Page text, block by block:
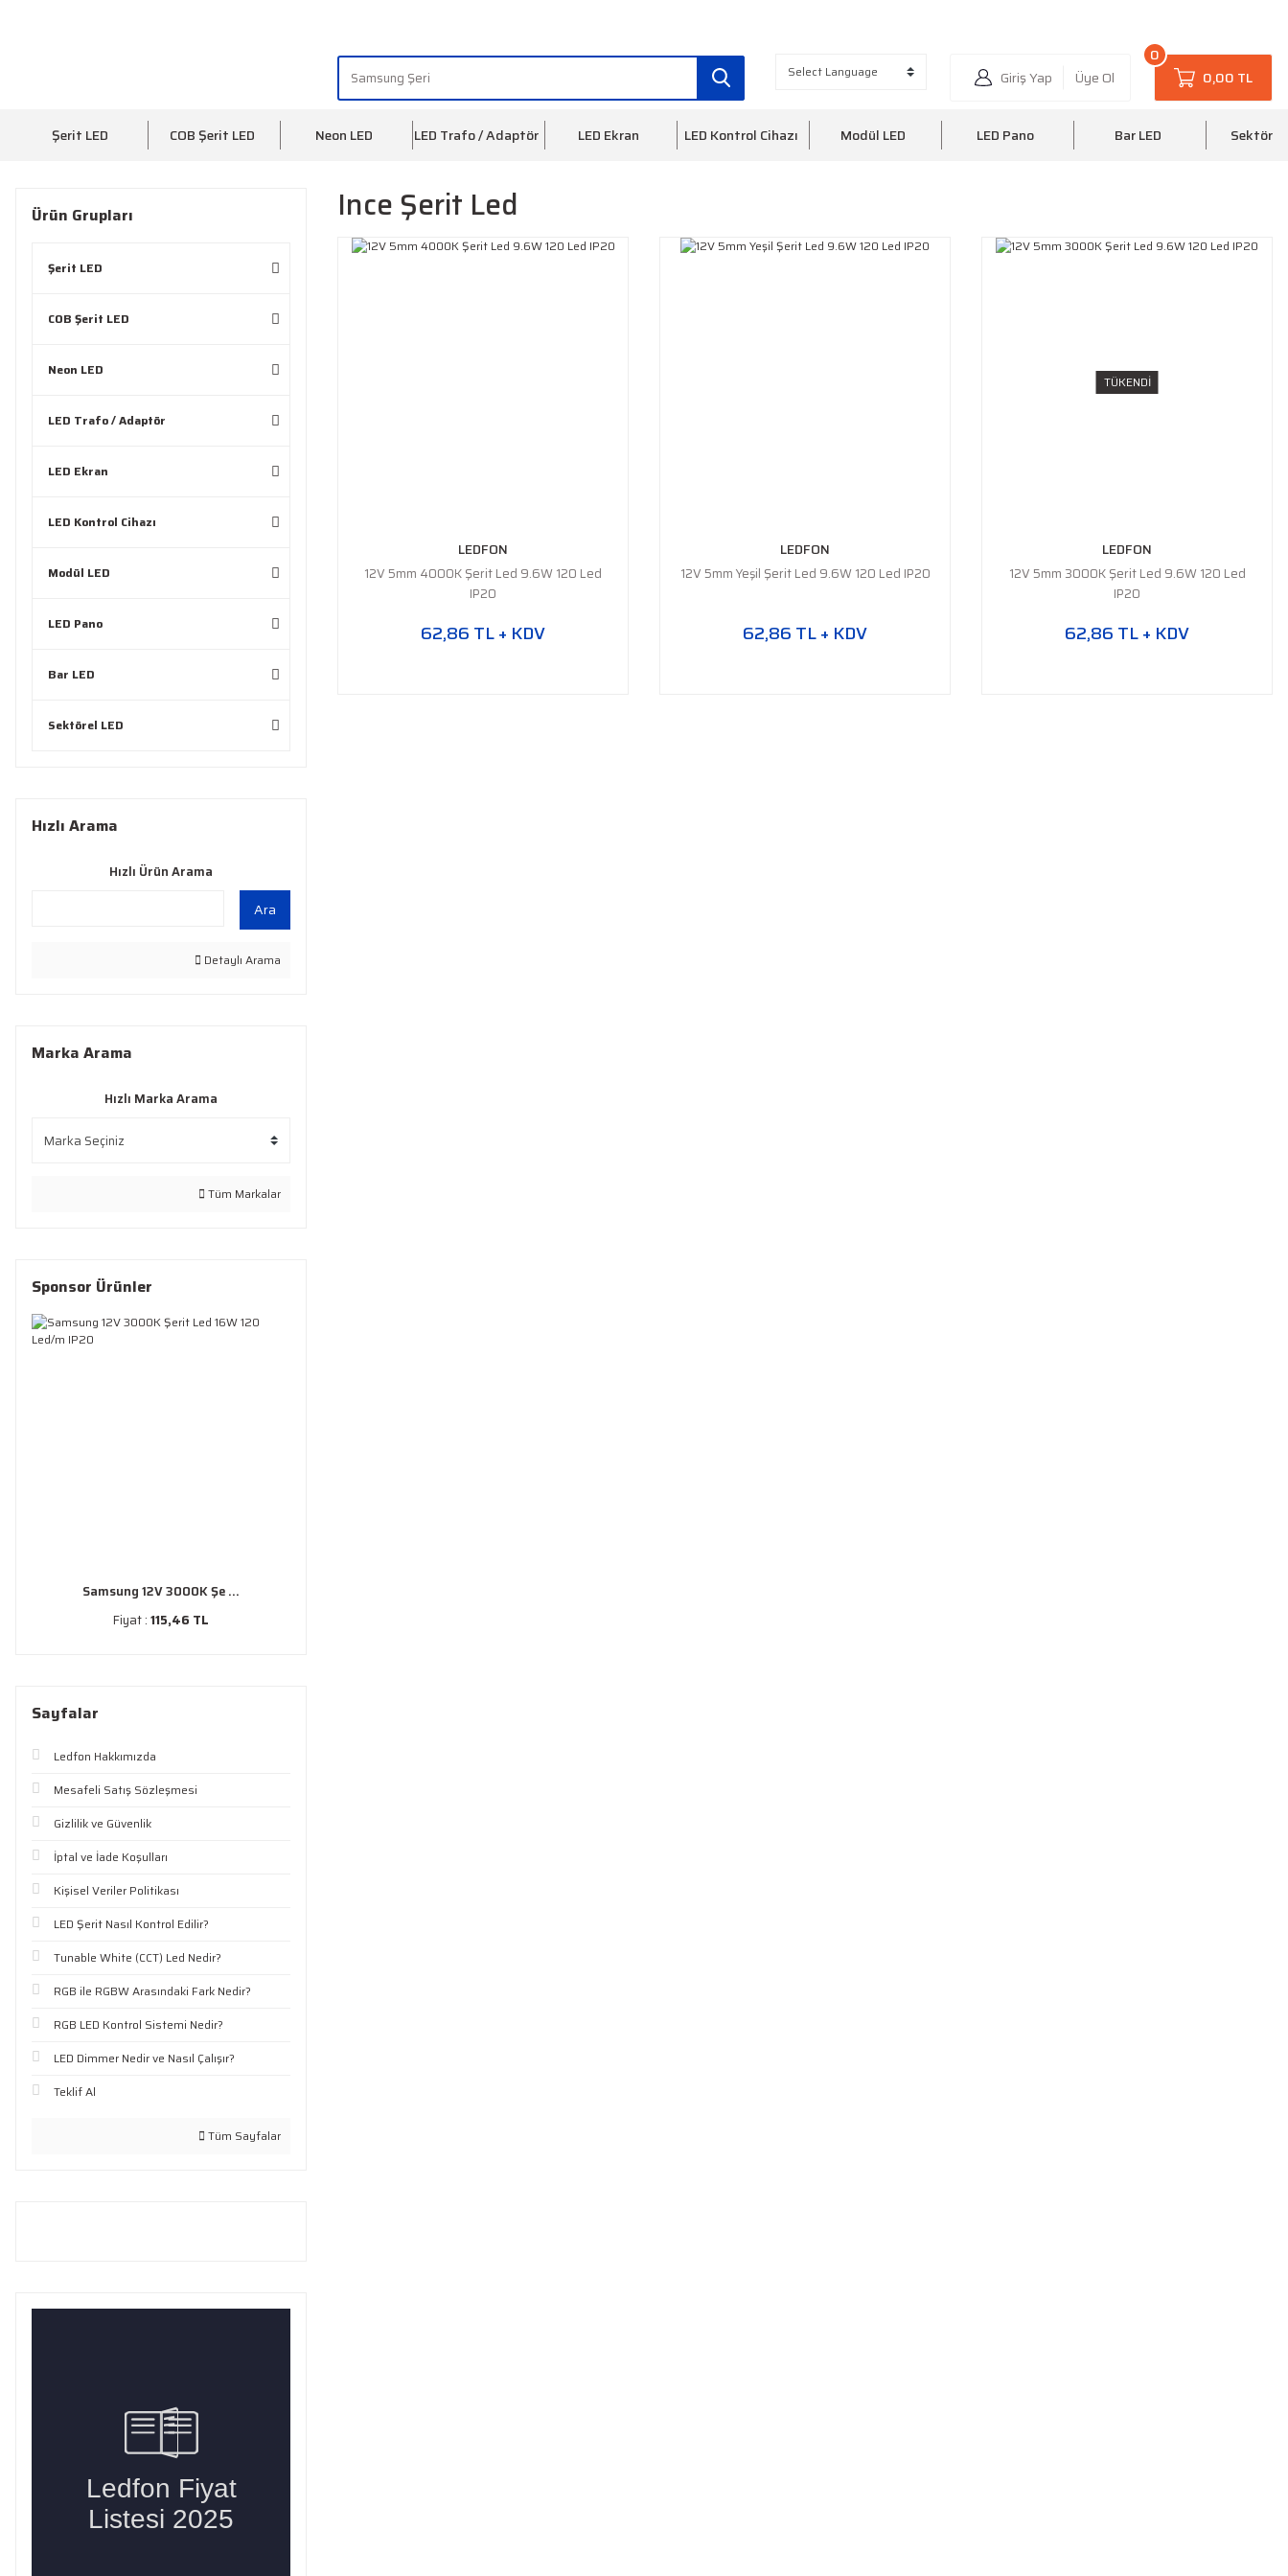
Giriş Yap Üye Ol 0,00 TL
0
Şerit LED COB Şerit LED Neon LED LED Trafo / Adaptör LED Ekran LED Kontrol Cihazı Modül LED LED Pano Bar LED Sektörel
Ürün Grupları
Şerit LED
COB Şerit LED
Neon LED
LED Trafo / Adaptör
LED Ekran
LED Kontrol Cihazı
Modül LED
LED Pano
Bar LED
Sektörel LED
Hızlı Arama
Hızlı Ürün Arama
Ara
Detaylı Arama
Marka Arama
Hızlı Marka Arama
Tüm Markalar
Sponsor Ürünler
Samsung 12V 3000K Şe ...
Fiyat :115,46 TL
Sayfalar
Ledfon Hakkımızda
Mesafeli Satış Sözleşmesi
Gizlilik ve Güvenlik
İptal ve İade Koşulları
Kişisel Veriler Politikası
LED Şerit Nasıl Kontrol Edilir?
Tunable White (CCT) Led Nedir?
RGB ile RGBW Arasındaki Fark Nedir?
RGB LED Kontrol Sistemi Nedir?
LED Dimmer Nedir ve Nasıl Çalışır?
Teklif Al
Tüm Sayfalar
Ince Şerit Led
LEDFON
12V 5mm 4000K Şerit Led 9.6W 120 Led
IP20
62,86 TL + KDV
LEDFON
12V 5mm Yeşil Şerit Led 9.6W 120 Led IP20
62,86 TL + KDV
TÜKENDİ
LEDFON
12V 5mm 3000K Şerit Led 9.6W 120 Led
IP20
62,86 TL + KDV